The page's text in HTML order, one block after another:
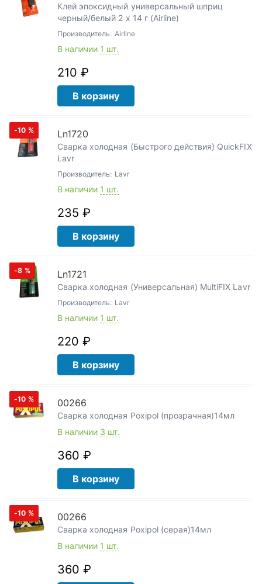
Клей эпоксидный универсальный шприц
черный/белый 2 x 14 г (Airline)
Производитель: Airline
В наличии 1 шт.
210 ₽
В корзину
-10 % Ln1720
Сварка холодная (Быстрого действия) QuickFIX
Lavr
Производитель: Lavr
В наличии 1 шт.
235 ₽
В корзину
-8 % Ln1721
Сварка холодная (Универсальная) MultiFIX Lavr
Производитель: Lavr
В наличии 1 шт.
220 ₽
В корзину
-10 % 00266
Сварка холодная Poxipol (прозрачная)14мл
В наличии 3 шт.
360 ₽
В корзину
-10 % 00266
Сварка холодная Poxipol (серая)14мл
В наличии 1 шт.
360 ₽